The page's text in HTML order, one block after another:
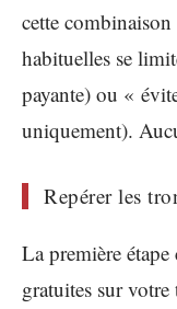
cette
habituelles se
payante) ou «
uniquement).
Repérer les
La première
gratuites sur votre